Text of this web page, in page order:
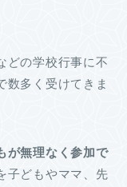
どの学校行事に不
数多く受けてきま
が無理なく参加で
子どもやママ、先